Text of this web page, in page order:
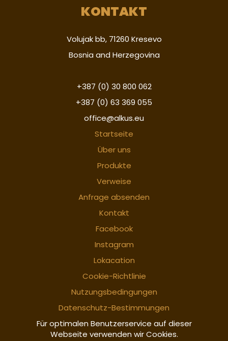
KONTAKT
Volujak bb, 71260 Kresevo
Bosnia and Herzegovina
+387 (0) 30 800 062
+387 (0) 63 369 055
office@alkus.eu
Startseite
Über uns
Produkte
Verweise
Anfrage absenden
Kontakt
Facebook
Instagram
Lokacation
Cookie-Richtlinie
Nutzungsbedingungen
Datenschutz-Bestimmungen
Für optimalen Benutzerservice auf dieser
Webseite verwenden wir Cookies.